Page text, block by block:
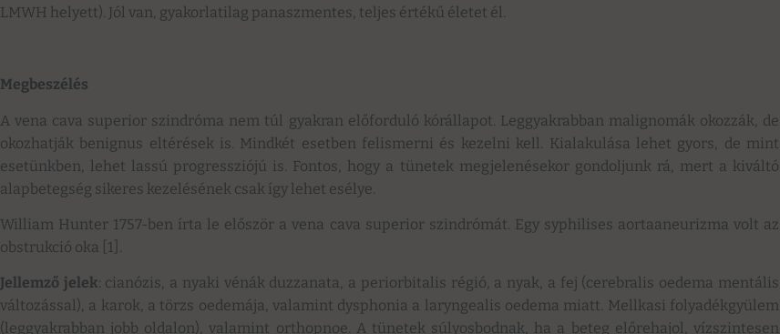
LMWH helyett). Jól van, gyakorlatilag panaszmentes, teljes értékű életet él.
Megbeszélés
A vena cava superior szindróma nem túl gyakran előforduló kórállapot. Leggyakrabban malignomák okozzák, de
okozhatják benignus eltérések is. Mindkét esetben felismerni és kezelni kell. Kialakulása lehet gyors, de mint
esetünkben, lehet lassú progressziójú is. Fontos, hogy a tünetek megjelenésekor gondoljunk rá, mert a kiváltó
alapbetegség sikeres kezelésének csak így lehet esélye.
William Hunter 1757-ben írta le először a vena cava superior szindrómát. Egy syphilises aortaaneurizma volt az
obstrukció oka [1].
Jellemző jelek: cianózis, a nyaki vénák duzzanata, a periorbitalis régió, a nyak, a fej (cerebralis oedema mentális
változással), a karok, a törzs oedemája, valamint dysphonia a laryngealis oedema miatt. Mellkasi folyadékgyülem
(leggyakrabban jobb oldalon), valamint orthopnoe. A tünetek súlyosbodnak, ha a beteg előrehajol, vízszintesen